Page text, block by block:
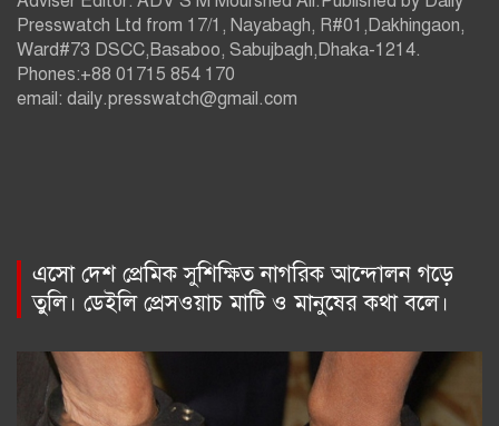
Presswatch Ltd from 17/1, Nayabagh, R#01,Dakhingaon,
Ward#73 DSCC,Basaboo, Sabujbagh,Dhaka-1214.
Phones:+88 01715 854 170
email: daily.presswatch@gmail.com
এসো দেশ প্রেমিক সুশিক্ষিত নাগরিক আন্দোলন গড়ে
তুলি। ডেইলি প্রেসওয়াচ মাটি ও মানুষের কথা বলে।